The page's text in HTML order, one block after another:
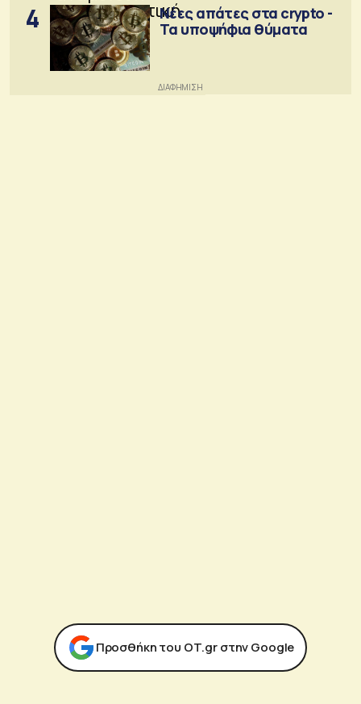
4
Νέες απάτες στα crypto -
Τα υποψήφια θύματα
Προσθήκη του ΟΤ.gr στην Google